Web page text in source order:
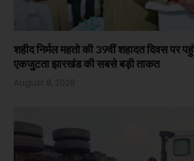
शहीद निर्मल महतो की 39वीं शहादत दिवस पर
एकजुटता झारखंड की सबसे बड़ी ताकत
August 8, 2026